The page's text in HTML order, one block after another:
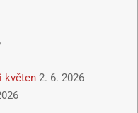
květen 2. 6. 2026